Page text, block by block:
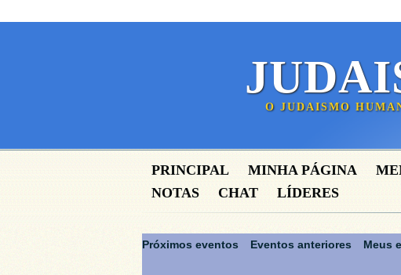
O JUDAISMO
PRINCIPAL MINHA PÁGINA
NOTAS
CHAT LÍDERES
Próximos eventos Eventos anteriores Meus